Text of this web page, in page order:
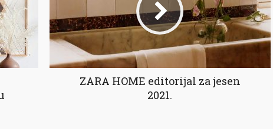
ZARA HOME editorijal za jesen
2021.